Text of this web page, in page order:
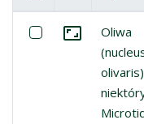
Lista pozycji
Miniatura
Zaznacz:
Przejdź do
Oliwa
olivaris)